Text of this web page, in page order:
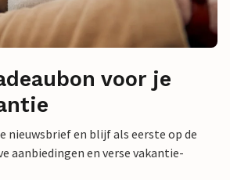
voor je
nieuwsbrief en blijf als eerste op de
aanbiedingen en verse vakantie-